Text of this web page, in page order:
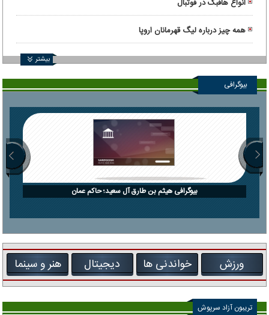
انواع هافبک در فوتبال
همه چیز درباره لیگ قهرمانان اروپا
بیشتر
بیوگرافی
بیوگرافی هیثم بن طارق آل سعید؛ حاکم عمان
ورزش خواندنی ها دیجیتال هنر و سینما
تریبون آزاد سرپوش